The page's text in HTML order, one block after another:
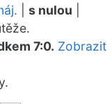
s nulou
7:0. Zobrazit